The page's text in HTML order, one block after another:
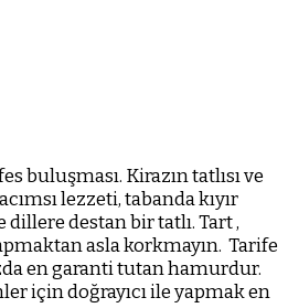
buluşması. Kirazın tatlısı ve
lezzeti, tabanda kıyır
destan bir tatlı. Tart ,
asla korkmayın. Tarife
en garanti tutan hamurdur.
için doğrayıcı ile yapmak en